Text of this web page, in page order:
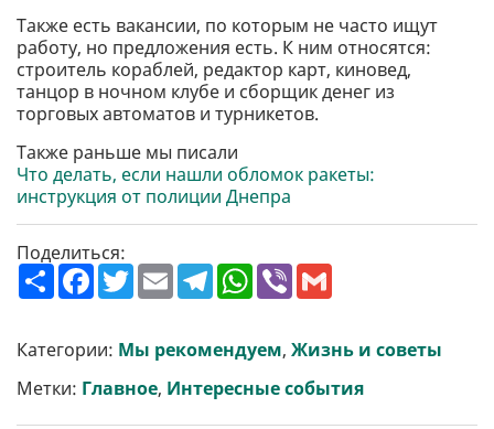
Также есть вакансии, по которым не часто ищут
работу, но предложения есть. К ним относятся:
строитель кораблей, редактор карт, киновед,
танцор в ночном клубе и сборщик денег из
торговых автоматов и турникетов.
Также раньше мы писали
Что делать, если нашли обломок ракеты:
инструкция от полиции Днепра
Поделиться:
П
о
р
и
т
и
F
a
b
o
o
k
T
w
t
e
r
E
m
l
T
e
g
r
a
m
W
h
s
A
p
p
V
r l
Категории: Мы рекомендуем, Жизнь и советы
Метки: Главное, Интересные события